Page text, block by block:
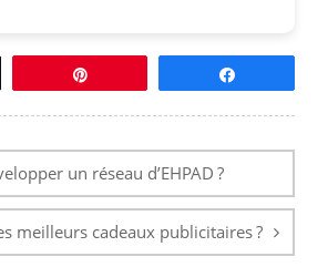
un réseau d’EHPAD ?
meilleurs cadeaux publicitaires ?